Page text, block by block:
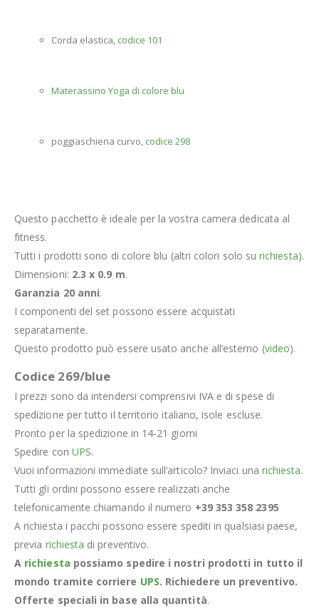
Corda elastica, codice 101
Materassino Yoga di colore blu
poggiaschiena curvo, codice 298
Questo pacchetto è ideale per la vostra camera dedicata al
fitness.
Tutti i prodotti sono di colore blu (altri colori solo surichiesta).
Dimensioni: 2.3 x 0.9 m.
Garanzia 20 anni.
I componenti del set possono essere acquistati
separatamente.
Questo prodotto può essere usato anche all’esterno (video).
Codice 269/blue
I prezzi sono da intendersi comprensivi IVA e di spese di
spedizione per tutto il territorio italiano, isole escluse.
Pronto per la spedizione in 14-21 giorni
Spedire con UPS.
Vuoi informazioni immediate sull’articolo? Inviaci una richiesta.
Tutti gli ordini possono essere realizzati anche
telefonicamente chiamando il numero +39 353 358 2395
A richiesta i pacchi possono essere spediti in qualsiasi paese,
previa richiesta di preventivo.
A richiesta possiamo spedire i nostri prodotti in tutto il
mondo tramite corriere UPS. Richiedere un preventivo.
Offerte speciali in base alla quantità.